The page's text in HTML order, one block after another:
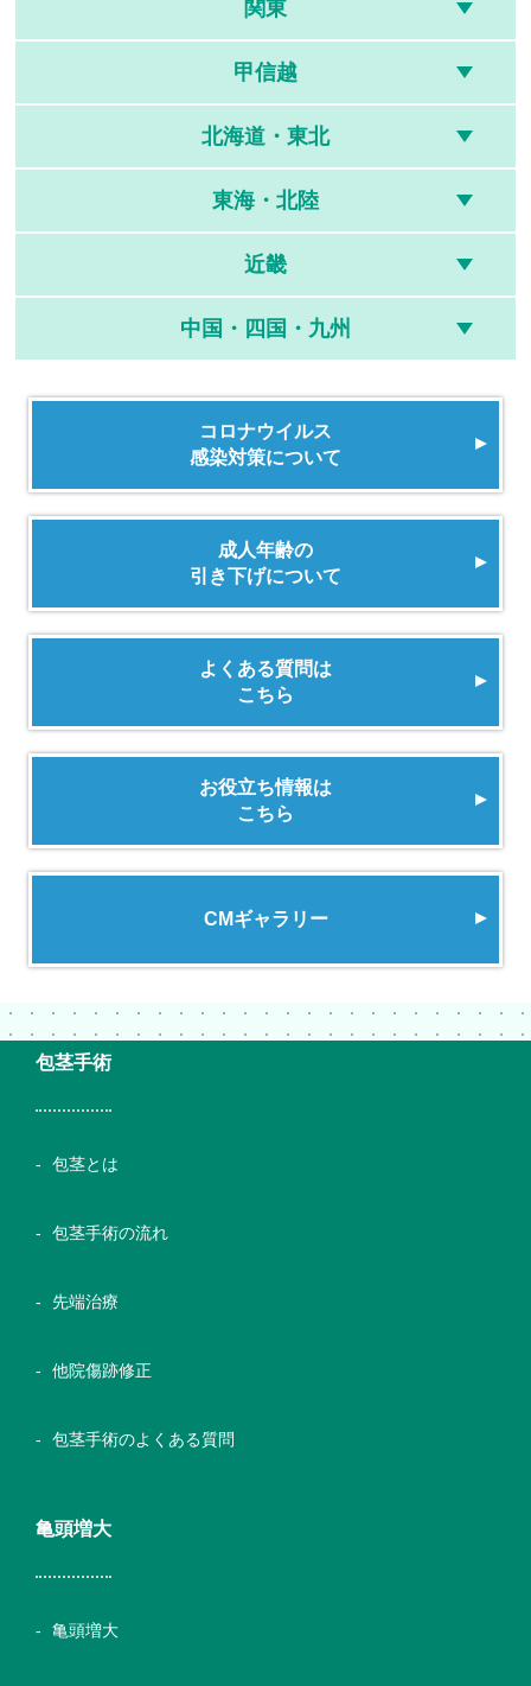
関東
甲信越
北海道・東北
東海・北陸
近畿
中国・四国・九州
コロナウイルス
感染対策について
成人年齢の
引き下げについて
よくある質問は
こちら
お役立ち情報は
こちら
CMギャラリー
包茎手術
包茎とは
包茎手術の流れ
先端治療
他院傷跡修正
包茎手術のよくある質問
亀頭増大
亀頭増大